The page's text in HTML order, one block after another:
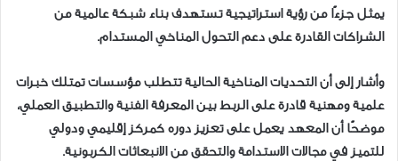
يمثل جزءًا من رؤية استراتيجية تستهدف بناء شبكة عالمية من
الشراكات القادرة على دعم التحول المناخي المستدام.
وأشار إلى أن التحديات المناخية الحالية تتطلب مؤسسات تمتلك خبرات
علمية ومهنية قادرة على الربط بين المعرفة الفنية والتطبيق العملي،
موضحًا أن المعهد يعمل على تعزيز دوره كمركز إقليمي ودولي
للتميز في مجالات الاستدامة والتحقق من الانبعاثات الكربونية.